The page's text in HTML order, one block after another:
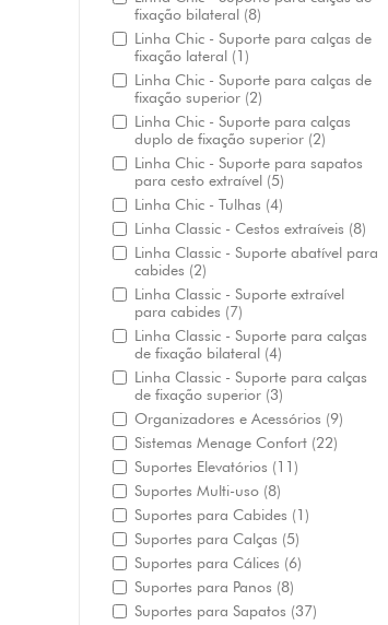
fixação bilateral (8)
Linha Chic - Suporte para calças de
fixação lateral (1)
Linha Chic - Suporte para calças de
fixação superior (2)
Linha Chic - Suporte para calças
duplo de fixação superior (2)
Linha Chic - Suporte para sapatos
para cesto extraível (5)
Linha Chic - Tulhas (4)
Linha Classic - Cestos extraíveis (8)
Linha Classic - Suporte abatível para
cabides (2)
Linha Classic - Suporte extraível
para cabides (7)
Linha Classic - Suporte para calças
de fixação bilateral (4)
Linha Classic - Suporte para calças
de fixação superior (3)
Organizadores e Acessórios (9)
Sistemas Menage Confort (22)
Suportes Elevatórios (11)
Suportes Multi-uso (8)
Suportes para Cabides (1)
Suportes para Calças (5)
Suportes para Cálices (6)
Suportes para Panos (8)
Suportes para Sapatos (37)